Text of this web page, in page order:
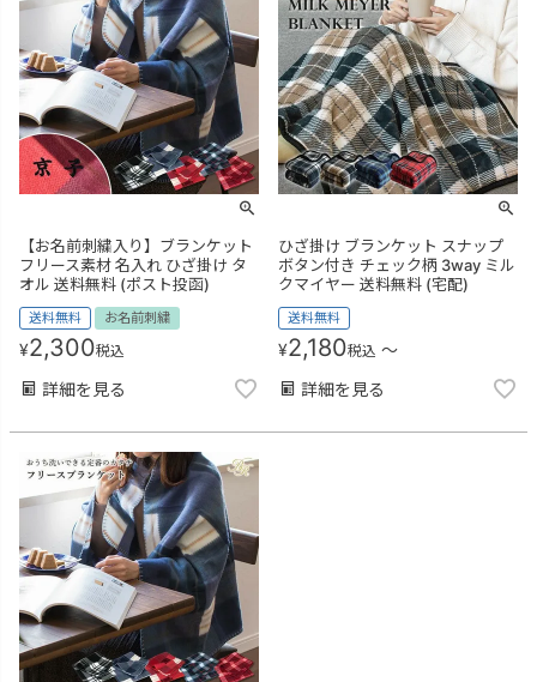
【お名前刺繍入り】ブランケット
フリース素材 名入れ ひざ掛け タ
オル 送料無料 (ポスト投函)
送料無料 お名前刺繍
¥2,300税込
詳細を見る
ひざ掛け ブランケット スナップ
ボタン付き チェック柄 3way ミル
クマイヤー 送料無料 (宅配)
送料無料
¥2,180税込 〜
詳細を見る